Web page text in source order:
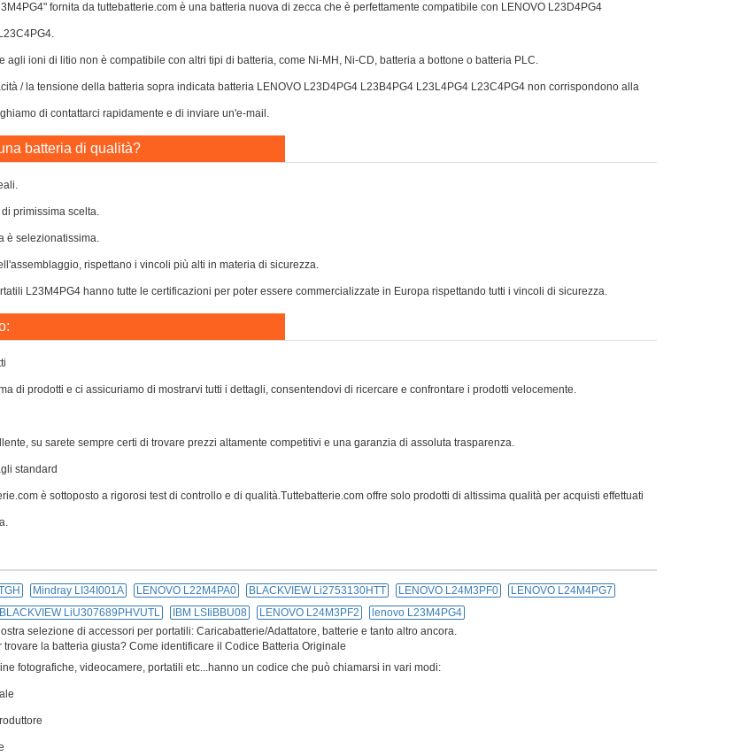
fornita da tuttebatterie.com è una batteria nuova di zecca che è perfettamente compatibile con LENOVO L23D4PG4
agli ioni di litio non è compatibile con altri tipi di batteria, come Ni-MH, Ni-CD, batteria a bottone o batteria PLC.
/ la tensione della batteria sopra indicata batteria LENOVO L23D4PG4 L23B4PG4 L23L4PG4 L23C4PG4 non corrispondono alla
di contattarci rapidamente e di inviare un'e-mail.
batteria di qualità?
primissima scelta.
è selezionatissima.
rispettano i vincoli più alti in materia di sicurezza.
L23M4PG4 hanno tutte le certificazioni per poter essere commercializzate in Europa rispettando tutti i vincoli di sicurezza.
di prodotti e ci assicuriamo di mostrarvi tutti i dettagli, consentendovi di ricercare e confrontare i prodotti velocemente.
su sarete sempre certi di trovare prezzi altamente competitivi e una garanzia di assoluta trasparenza.
standard
è sottoposto a rigorosi test di controllo e di qualità.Tuttebatterie.com offre solo prodotti di altissima qualità per acquisti effettuati
Mindray LI34I001A LENOVO L22M4PA0 BLACKVIEW Li2753130HTT LENOVO L24M3PF0
LENOVO L24M4PG7
BLACKVIEW LiU307689PHVUTL IBM LSIiBBU08 LENOVO L24M3PF2
lenovo L23M4PG4
selezione di accessori per portatili: Caricabatterie/Adattatore, batterie e tanto altro ancora.
trovare la batteria giusta? Come identificare il Codice Batteria Originale
fotografiche, videocamere, portatili etc...hanno un codice che può chiamarsi in vari modi: